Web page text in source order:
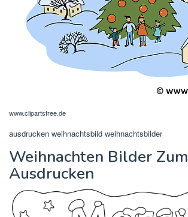
www.clipartsfree.de
ausdrucken weihnachtsbild weihnachtsbilder
Weihnachten Bilder Zum
Ausdrucken